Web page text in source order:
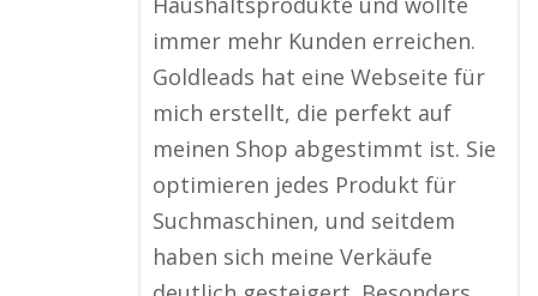
immer mehr Kunden erreichen.
Goldleads hat eine Webseite für
mich erstellt, die perfekt auf
meinen Shop abgestimmt ist. Sie
optimieren jedes Produkt für
Suchmaschinen, und seitdem
haben sich meine Verkäufe